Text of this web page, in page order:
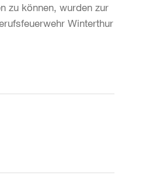
zu können, wurden zur
Winterthur